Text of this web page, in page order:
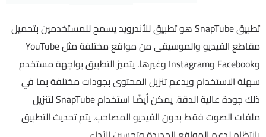
تطبيق SnapTube هو تطبيق للأندرويد يسمح للمستخدمين بتحميل
مقاطع الفيديو والموسيقى من مواقع مختلفة مثل YouTube
وFacebook وInstagram وغيرها. يتميز التطبيق بواجهة مستخدم
سهلة الاستخدام ويدعم تنزيل المحتوى بجودات مختلفة بما في
ذلك جودة عالية الدقة. يمكن أيضًا استخدام SnapTube لتنزيل
ملفات الصوت فقط بدون الفيديو المصاحب. يتم تحديث التطبيق